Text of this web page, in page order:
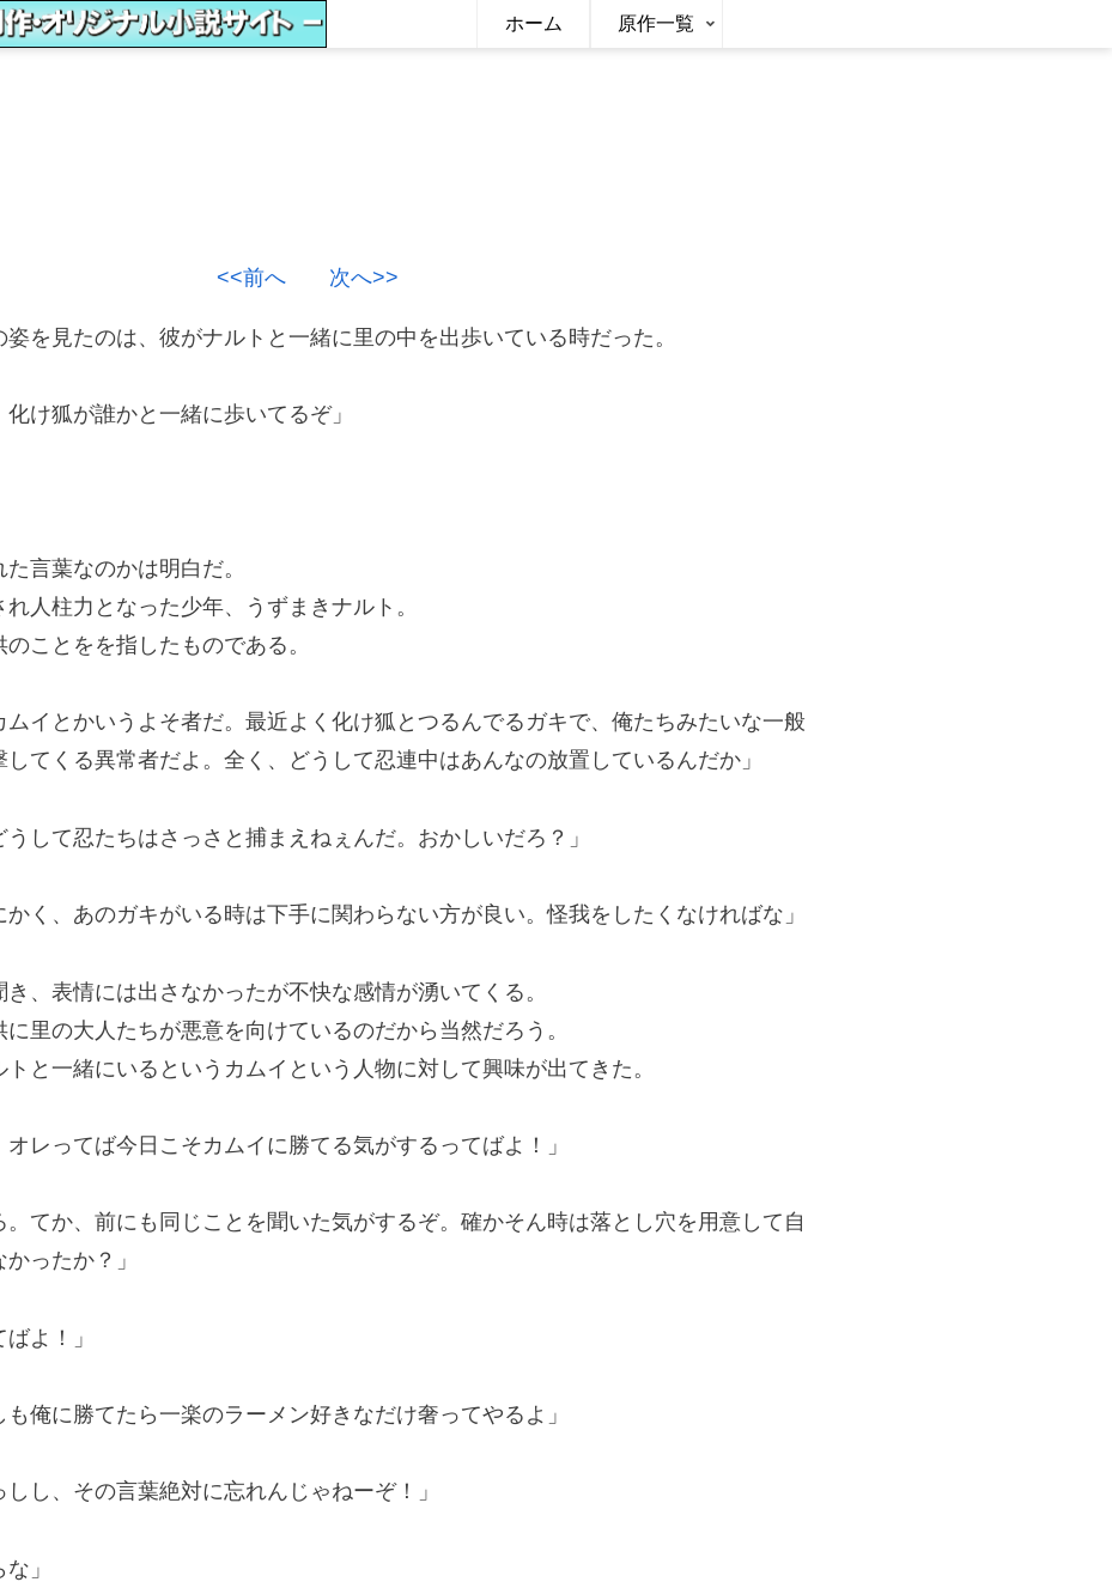
ホーム 原作一覧
<<前へ 次へ>>
を見たのは、彼がナルトと一緒に里の中を出歩いている時だった。
化け狐が誰かと一緒に歩いてるぞ」
言葉なのかは明白だ。
人柱力となった少年、うずまきナルト。
ことをを指したものである。
イとかいうよそ者だ。最近よく化け狐とつるんでるガキで、俺たちみたいな一般
てくる異常者だよ。全く、どうして忍連中はあんなの放置しているんだか」
うして忍たちはさっさと捕まえねぇんだ。おかしいだろ？」
かく、あのガキがいる時は下手に関わらない方が良い。怪我をしたくなければな」
、表情には出さなかったが不快な感情が湧いてくる。
里の大人たちが悪意を向けているのだから当然だろう。
と一緒にいるというカムイという人物に対して興味が出てきた。
レってば今日こそカムイに勝てる気がするってばよ！」
。てか、前にも同じことを聞いた気がするぞ。確かそん時は落とし穴を用意して自
ったか？」
よ！」
も俺に勝てたら一楽のラーメン好きなだけ奢ってやるよ」
し、その言葉絶対に忘れんじゃねーぞ！」
」